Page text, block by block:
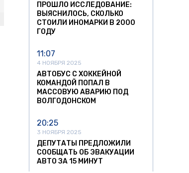
ПРОШЛО ИССЛЕДОВАНИЕ:
ВЫЯСНИЛОСЬ, СКОЛЬКО
СТОИЛИ ИНОМАРКИ В 2000
ГОДУ
11:07
4 НОЯБРЯ 2025
АВТОБУС С ХОККЕЙНОЙ
КОМАНДОЙ ПОПАЛ В
МАССОВУЮ АВАРИЮ ПОД
ВОЛГОДОНСКОМ
20:25
3 НОЯБРЯ 2025
ДЕПУТАТЫ ПРЕДЛОЖИЛИ
СООБЩАТЬ ОБ ЭВАКУАЦИИ
АВТО ЗА 15 МИНУТ